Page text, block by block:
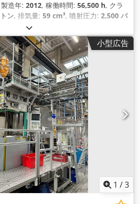
造年: 2012, 稼働時間: 56,500 h, クラ
ン, 排気量: 59 cm³, 噴射圧力: 2,500 バ
ログラム）
小型広告
1 /3